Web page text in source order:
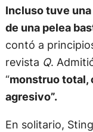
Incluso tuve
de una pelea
contó a
revista Q.
“monstruo total,
agresivo”.
En solitario,